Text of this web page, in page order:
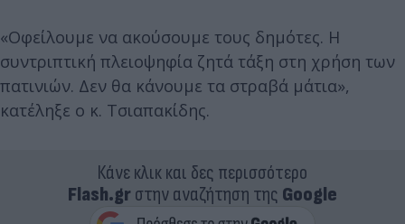
«Οφείλουμε να ακούσουμε τους δημότες. Η
συντριπτική πλειοψηφία ζητά τάξη στη χρήση των
πατινιών. Δεν θα κάνουμε τα στραβά μάτια»,
κατέληξε ο κ. Τσιαπακίδης.
Κάνε κλικ και δες περισσότερο
Flash.grστην αναζήτηση της Google